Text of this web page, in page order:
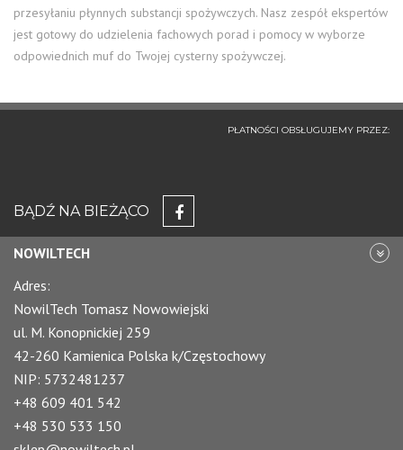
przesyłaniu płynnych substancji spożywczych. Nasz zespół ekspertów
jest gotowy do udzielenia fachowych porad i pomocy w wyborze
odpowiednich muf do Twojej cysterny spożywczej.
PŁATNOŚCI OBSŁUGUJEMY PRZEZ:
BĄDŹ NA BIEŻĄCO
NOWILTECH
Adres:
NowilTech Tomasz Nowowiejski
ul. M. Konopnickiej 259
42-260 Kamienica Polska k/Częstochowy
NIP: 5732481237
+48 609 401 542
+48 530 533 150